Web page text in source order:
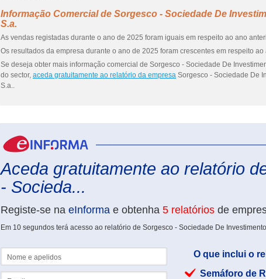
Informação Comercial de Sorgesco - Sociedade De
S.a.
As vendas registadas durante o ano de 2025 foram iguais em respeito ao ano
Os resultados da empresa durante o ano de 2025 foram crescentes em respeito ao
Se deseja obter mais informação comercial de Sorgesco - Sociedade De
do sector, aceda gratuitamente ao relatório da empresa Sorgesco - Sociedade De
S.a..
Aceda gratuitamente ao relatório
- Socieda...
Registe-se na eInforma e obtenha 5 relatórios de
Em 10 segundos terá acesso ao relatório de Sorgesco - Sociedade De
O que inclui o
Semáforo de